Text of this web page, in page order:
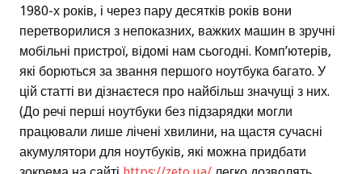
1980-х років, і через пару десятків років вони
перетворилися з непоказних, важких машин в зручні
мобільні пристрої, відомі нам сьогодні. Комп’ютерів,
які борються за звання першого ноутбука багато. У
цій статті ви дізнаєтеся про найбільш значущі з них.
(До речі перші ноутбуки без підзарядки могли
працювали лише лічені хвилини, на щастя сучасні
акумулятори для ноутбуків, які можна придбати